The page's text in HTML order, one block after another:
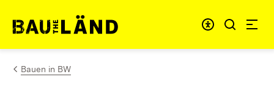
Zum Inhalt springen
Link zur Startseite
Menü für
Bauen in BW